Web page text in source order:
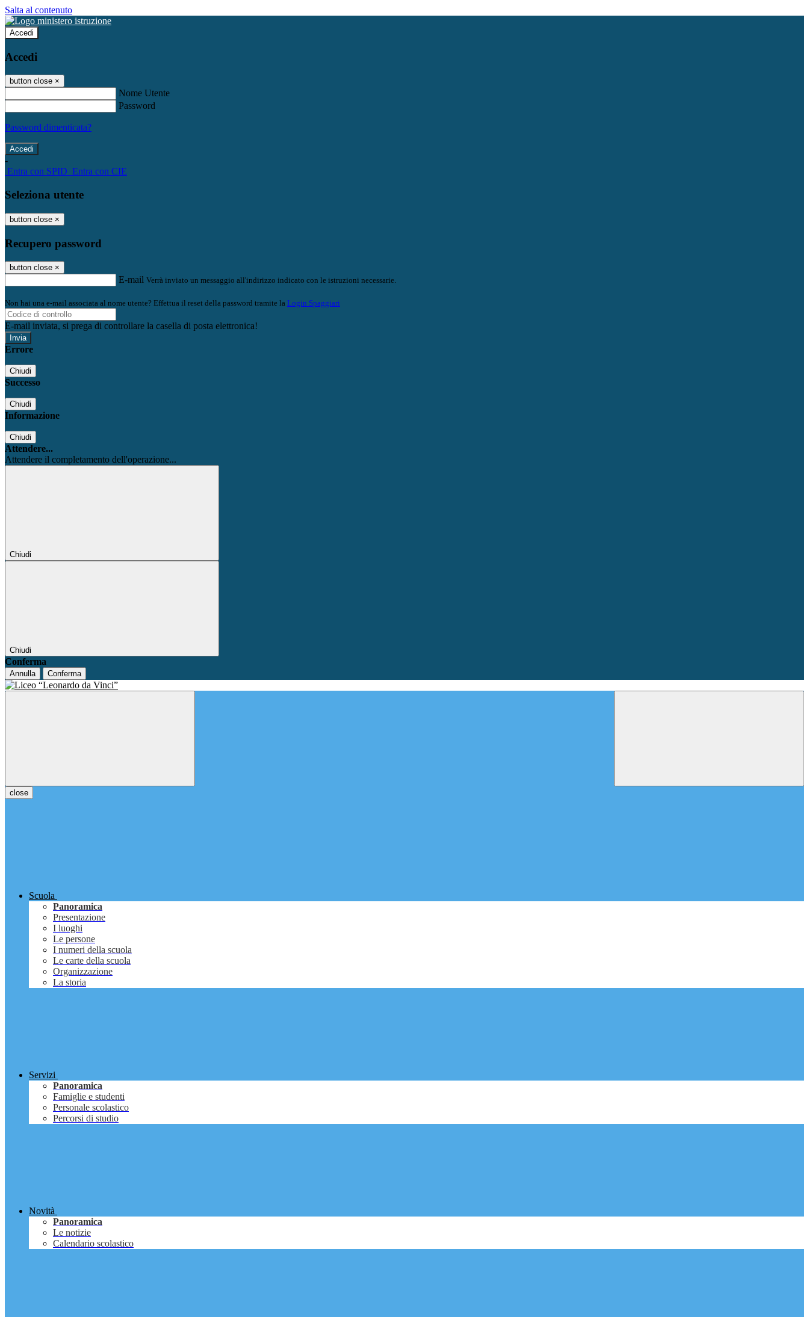
Salta al contenuto
Accedi
Accedi
button close ×
Nome Utente
Password
Password dimenticata?
-
Entra con SPID Entra con CIE
Seleziona utente
button close ×
Recupero password
button close ×
E-mail Verrà inviato un messaggio all'indirizzo indicato con le istruzioni necessarie.
Non hai una e-mail associata al nome utente? Effettua il reset della password tramite la Login Spaggiari
E-mail inviata, si prega di controllare la casella di posta elettronica!
Errore
Chiudi
Successo
Chiudi
Informazione
Chiudi
Attendere...
Attendere il completamento dell'operazione...
Chiudi
Chiudi
Conferma
Annulla Conferma
close
Scuola
Panoramica
Presentazione
I luoghi
Le persone
I numeri della scuola
Le carte della scuola
Organizzazione
La storia
Servizi
Panoramica
Famiglie e studenti
Personale scolastico
Percorsi di studio
Novità
Panoramica
Le notizie
Calendario scolastico